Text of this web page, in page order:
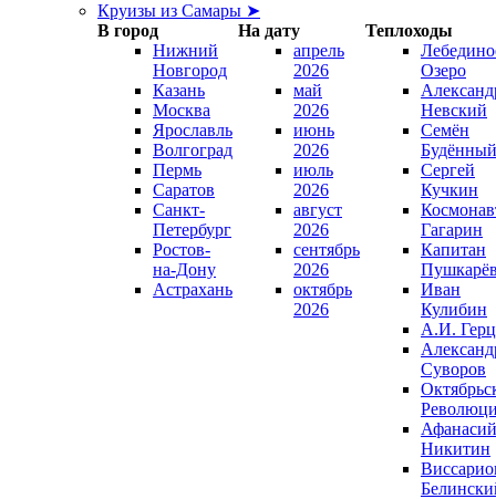
Круизы из Самары ➤
В город
На дату
Теплоходы
Нижний
Новгород
Казань
Москва
Ярославль
Волгоград
Пермь
Саратов
Санкт-
Петербург
Ростов-
на-Дону
Астрахань
апрель
2026
май
2026
июнь
2026
июль
2026
август
2026
сентябрь
2026
октябрь
2026
Озеро
Невский
Семён
Будённый
Сергей
Кучкин
Гагарин
Капитан
Иван
Кулибин
А.И.
Суворов
Афанасий
Никитин